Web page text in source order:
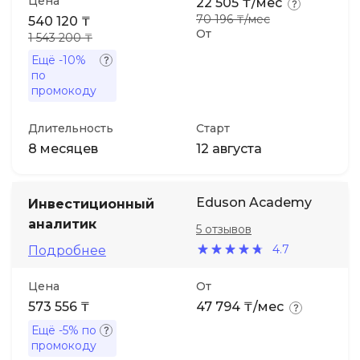
540 120 ₸
1 543 200 ₸
Ещё -10%
по
промокоду
От
70 196 ₸/мес
Длительность
8 месяцев
Старт
12 августа
Инвестиционный
аналитик
Подробнее
Eduson Academy
4.7
5 отзывов
Цена
573 556 ₸
Ещё -5% по
промокоду
От
47 794 ₸/мес